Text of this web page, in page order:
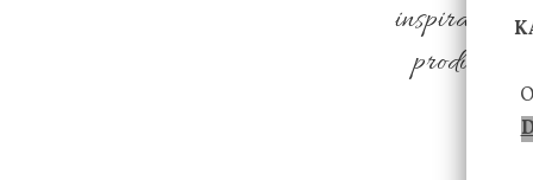
inspiration
produkter